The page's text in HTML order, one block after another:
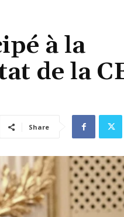
à la
de la
Share